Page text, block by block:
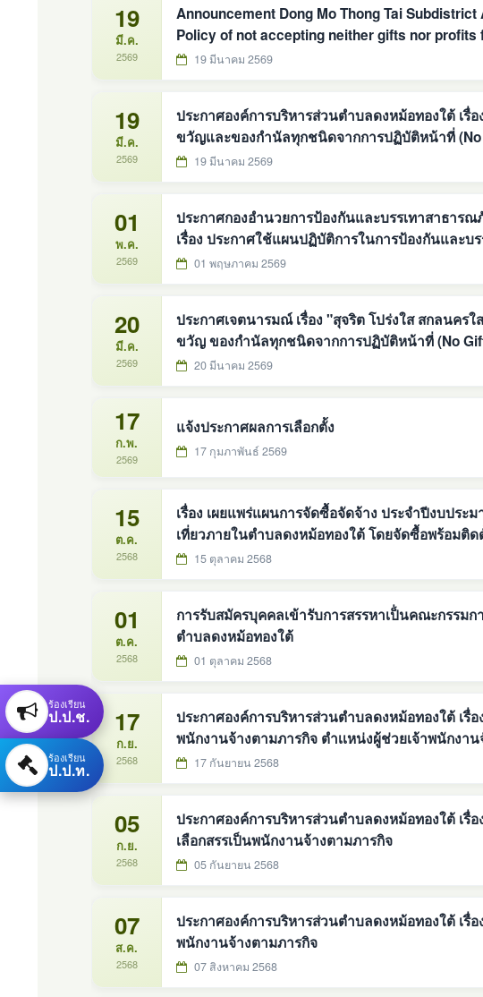
19
มี.ค.
2569
Announcement Dong Mo Thong Tai
Policy of not accepting neither gifts nor
Fiscal year 2026
19 มีนาคม 2569
19
มี.ค.
2569
ประกาศองค์การบริหารส่วนตำบลดงหม้อทองใต้ เรื่อง ประกาศเจตนารมณ์นโยบายไม่รับข
ขวัญและของกำนัลทุกชนิดจากการปฏิบัติหน้าที่
๒๕๖๙19 มีนาคม 2569
01
พ.ค.
2569
ประกาศกองอำนวยการป้องกันและบรรเทาสาธาร
เรื่อง ประกาศใช้แผนปฏิบัติการในการป้องกันและบ
ตำบลดงหม้อทองใต้ พ.ศ.2569 #งานการป้องกันและบรรเทาสาธารณภัย #องค์การบริหารส่วน
01 พฤษภาคม 2569
20
มี.ค.
2569
ประกาศเจตนารมณ์ เรื่อง "สุจริต โปร่งใส สกลนครใสสะอาด ๒๕๖๙" และ "งดรับ งดให้" ของ
20 มีนาคม 2569
17
ก.พ.
2569
แจ้งประกาศผลการเลือกตั้ง
17 กุมภาพันธ์ 2569
15
ต.ค.
2568
เรื่อง เผยแพร่แผนการจัดซื้อจัดจ้าง ประจำปีงบปร
เที่ยวภายในตำบลดงหม้อทองใต้ โดยจัดซื้อพร้อมติ
ประกอบในชุดเดียวกัน ขนาด ๓๐ วัตต์ เสาสูง ๖ เม
15 ตุลาคม 2568
01
ต.ค.
2568
การรับสมัครบุคคลเข้ารับการสรรหาเป็่นคณะกรรมก
ตำบลดงหม้อทองใต้
01 ตุลาคม 2568
17
ก.ย.
2568
ประกาศองค์การบริหารส่วนตำบลดงหม้อทองใต้ เรื่อ
พนักงานจ้างตามภารกิจ ตำเเหน่งผู้ช่วยเจ้
17 กันยายน 2568
05
ก.ย.
2568
ประกาศองค์การบริหารส่วนตำบลดงหม้อทองใต้ เรื่อ
เลือกสรรเป็นพนักงานจ้างตามภารกิจ
05 กันยายน 2568
07
ส.ค.
2568
ประกาศองค์การบริหารส่วนตำบลดงหม้อทองใต้ เรื่อ
พนักงานจ้างตามภารกิจ
07 สิงหาคม 2568
ร้องเรียน
ป.ป.ช.
ร้องเรียน
ป.ป.ท.